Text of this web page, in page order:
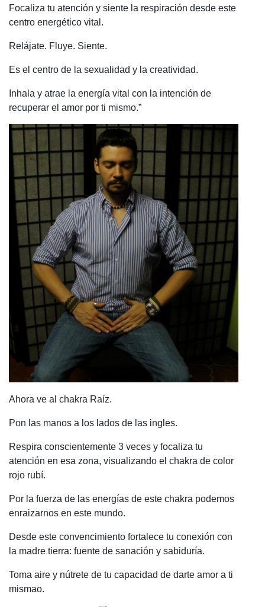
Focaliza tu atención y siente la respiración desde este
centro energético vital.
Relájate. Fluye. Siente.
Es el centro de la sexualidad y la creatividad.
Inhala y atrae la energía vital con la intención de
recuperar el amor por ti mismo.”
Ahora ve al chakra Raíz.
Pon las manos a los lados de las ingles.
Respira conscientemente 3 veces y focaliza tu
atención en esa zona, visualizando el chakra de color
rojo rubí.
Por la fuerza de las energías de este chakra podemos
enraizarnos en este mundo.
Desde este convencimiento fortalece tu conexión con
la madre tierra: fuente de sanación y sabiduría.
Toma aire y nútrete de tu capacidad de darte amor a ti
mismao.